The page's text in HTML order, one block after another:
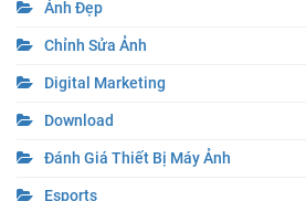
Ảnh Đẹp
Chỉnh Sửa Ảnh
Digital Marketing
Download
Đánh Giá Thiết Bị Máy Ảnh
Esports